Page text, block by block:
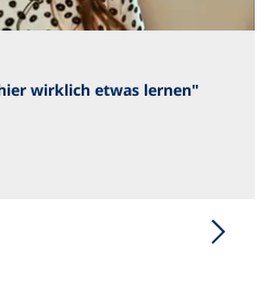
wirklich etwas lernen"